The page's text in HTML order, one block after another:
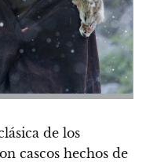
de los
cascos hechos de